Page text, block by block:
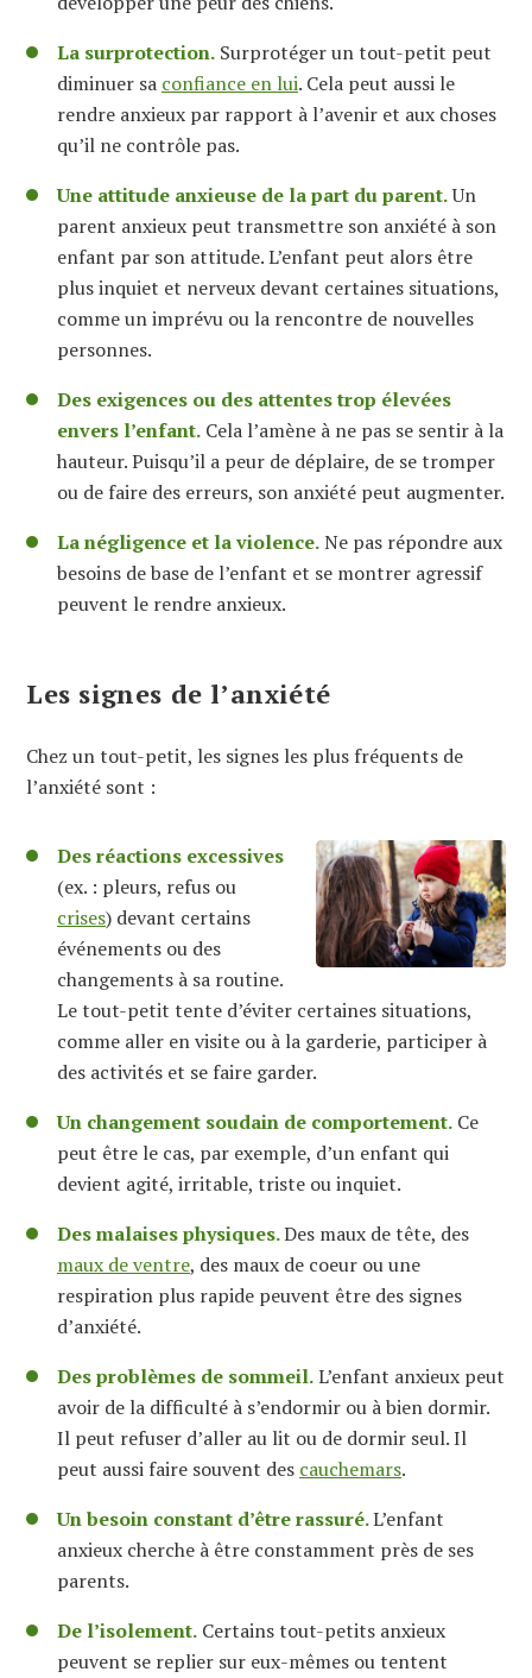
La surprotection. Surprotéger un tout-petit peut
diminuer sa confiance en lui. Cela peut aussi le
rendre anxieux par rapport à l’avenir et aux choses
qu’il ne contrôle pas.
Une attitude anxieuse de la part du parent.Un
parent anxieux peut transmettre son anxiété à son
enfant par son attitude. L’enfant peut alors être
plus inquiet et nerveux devant certaines situations,
comme un imprévu ou la rencontre de nouvelles
personnes.
Des exigences ou des attentes trop élevées
envers l’enfant. Cela l’amène à ne pas se sentir à la
hauteur. Puisqu’il a peur de déplaire, de se tromper
ou de faire des erreurs, son anxiété peut augmenter.
La négligence et la violence.Ne pas répondre aux
besoins de base de l’enfant et se montrer agressif
peuvent le rendre anxieux.
Les signes de l’anxiété
Chez un tout-petit, les signes les plus fréquents de
l’anxiété sont :
Des réactions excessives
(ex. : pleurs, refus ou
crises) devant certains
événements ou des
changements à sa routine.
Le tout-petit tente d’éviter certaines situations,
comme aller en visite ou à la garderie, participer à
des activités et se faire garder.
Un changement soudain de comportement. Ce
peut être le cas, par exemple, d’un enfant qui
devient agité, irritable, triste ou inquiet.
Des malaises physiques.Des maux de tête, des
maux de ventre, des maux de coeur ou une
respiration plus rapide peuvent être des signes
d’anxiété.
Des problèmes de sommeil.L’enfant anxieux peut
avoir de la difficulté à s’endormir ou à bien dormir.
Il peut refuser d’aller au lit ou de dormir seul. Il
peut aussi faire souvent des cauchemars.
Un besoin constant d’être rassuré.L’enfant
anxieux cherche à être constamment près de ses
parents.
De l’isolement. Certains tout-petits anxieux
peuvent se replier sur eux-mêmes ou tentent